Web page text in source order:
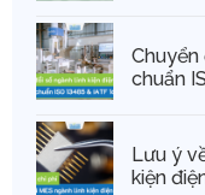
Chuyển
chuẩn
Lưu ý
kiện